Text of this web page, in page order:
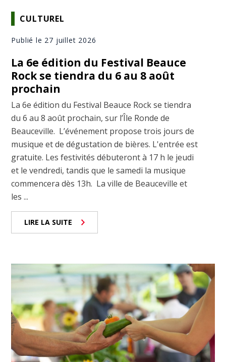
CULTUREL
Publié le 27 juillet 2026
La 6e édition du Festival Beauce
Rock se tiendra du 6 au 8 août
prochain
La 6e édition du Festival Beauce Rock se tiendra
du 6 au 8 août prochain, sur l’Île Ronde de
Beauceville. L’événement propose trois jours de
musique et de dégustation de bières. L'entrée est
gratuite. Les festivités débuteront à 17 h le jeudi
et le vendredi, tandis que le samedi la musique
commencera dès 13h. La ville de Beauceville et
les ...
LIRE LA SUITE